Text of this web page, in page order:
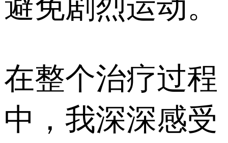
避免剧烈运动。
在整个治疗过程
中，我深深感受